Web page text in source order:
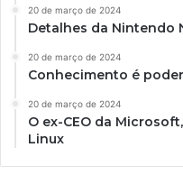
20 de março de 2024
Detalhes da Nintendo
20 de março de 2024
Conhecimento é poder
20 de março de 2024
O ex-CEO da
Linux